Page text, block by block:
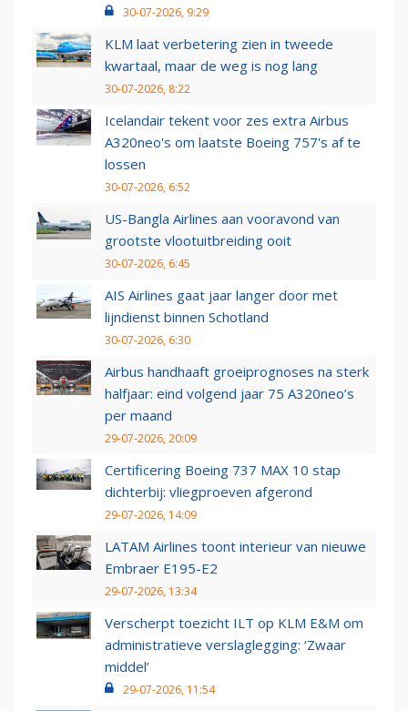
30-07-2026, 9:29
KLM laat verbetering zien in tweede
kwartaal, maar de weg is nog lang
30-07-2026, 8:22
Icelandair tekent voor zes extra Airbus
A320neo's om laatste Boeing 757's af te
lossen
30-07-2026, 6:52
US-Bangla Airlines aan vooravond van
grootste vlootuitbreiding ooit
30-07-2026, 6:45
AIS Airlines gaat jaar langer door met
lijndienst binnen Schotland
30-07-2026, 6:30
Airbus handhaaft groeiprognoses na sterk
halfjaar: eind volgend jaar 75 A320neo’s
per maand
29-07-2026, 20:09
Certificering Boeing 737 MAX 10 stap
dichterbij: vliegproeven afgerond
29-07-2026, 14:09
LATAM Airlines toont interieur van nieuwe
Embraer E195-E2
29-07-2026, 13:34
Verscherpt toezicht ILT op KLM E&M om
administratieve verslaglegging: ‘Zwaar
middel’
29-07-2026, 11:54